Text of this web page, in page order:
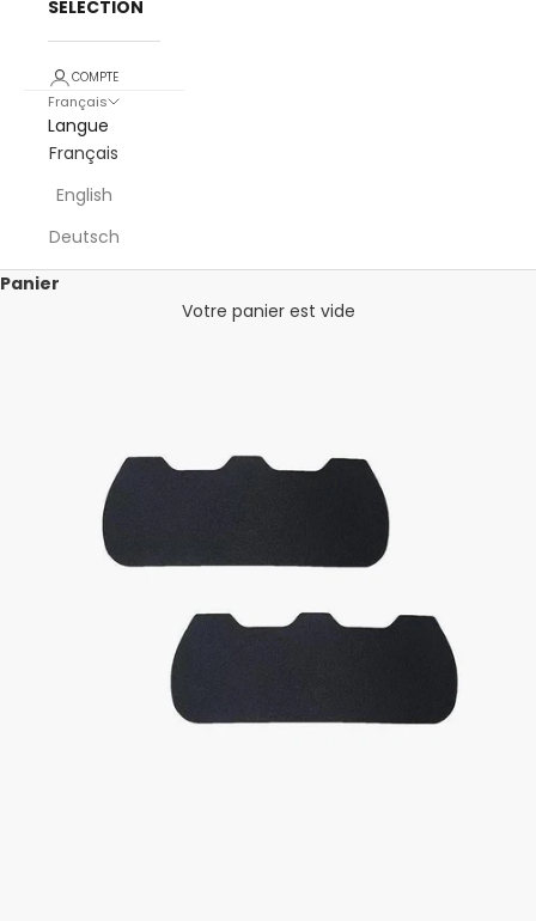
SELECTION
COMPTE
Français
Langue
Français
English
Deutsch
Panier
Votre panier est vide